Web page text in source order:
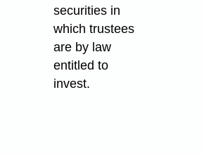
securities in
which trustees
are by law
entitled to
invest.